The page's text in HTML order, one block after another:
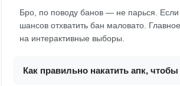
Бро, по поводу банов — не парься. Если
шансов отхватить бан маловато.
на интерактивные выборы.
Как правильно накатить апк,